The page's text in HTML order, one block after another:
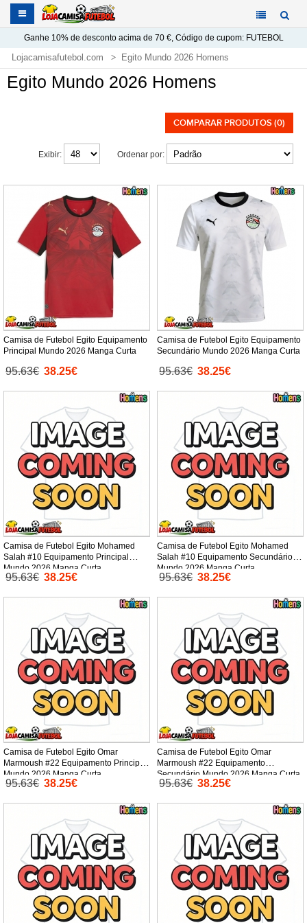
Ganhe 10%de desconto acima de 70 €, Código de cupom: FUTEBOL
Lojacamisafutebol.com Egito Mundo 2026 Homens
Egito Mundo 2026 Homens
COMPARAR PRODUTOS (0)
Ordenar por:
Exibir:
Camisa de Futebol Egito Equipamento
Principal Mundo 2026 Manga Curta
95.63€ 38.25€
Camisa de Futebol Egito Equipamento
Secundário Mundo 2026 Manga Curta
95.63€ 38.25€
Camisa de Futebol Egito Mohamed
Salah #10 Equipamento Principal
Mundo 2026 Manga Curta
95.63€ 38.25€
Camisa de Futebol Egito Mohamed
Salah #10 Equipamento Secundário
Mundo 2026 Manga Curta
95.63€ 38.25€
Camisa de Futebol Egito Omar
Marmoush #22 Equipamento Principal
Mundo 2026 Manga Curta
95.63€ 38.25€
Camisa de Futebol Egito Omar
Marmoush #22 Equipamento
Secundário Mundo 2026 Manga Curta
95.63€ 38.25€